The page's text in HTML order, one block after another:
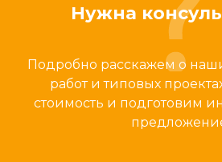
Нужна
Подробно расскажем о
работ и типовых
стоимость и подготовим